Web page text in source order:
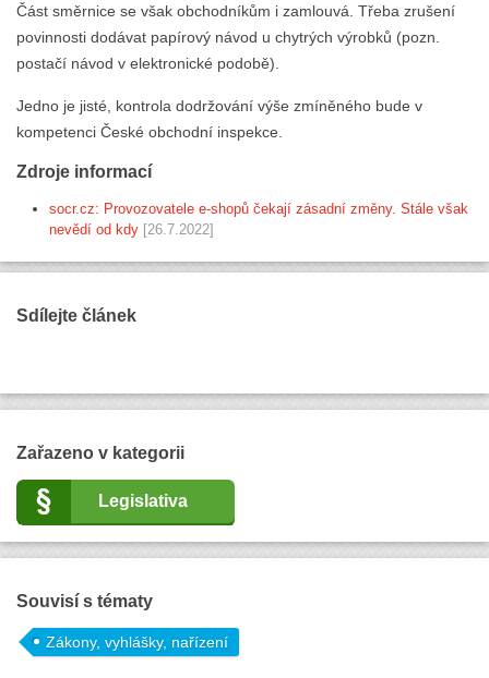
Část směrnice se však obchodníkům i zamlouvá. Třeba zrušení
povinnosti dodávat papírový návod u chytrých výrobků (pozn.
postačí návod v elektronické podobě).
Jedno je jisté, kontrola dodržování výše zmíněného bude v
kompetenci České obchodní inspekce.
Zdroje informací
socr.cz: Provozovatele e-shopů čekají zásadní změny. Stále však
nevědí od kdy [26.7.2022]
Sdílejte článek
Zařazeno v kategorii
Legislativa
Souvisí s tématy
Zákony, vyhlášky, nařízení